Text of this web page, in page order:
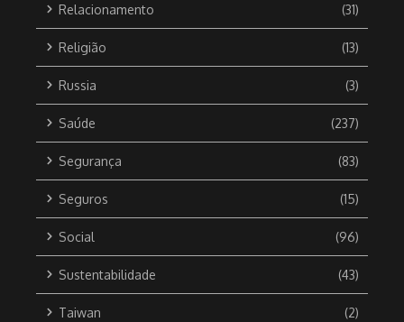
Relacionamento (31)
Religião (13)
Russia (3)
Saúde (237)
Segurança (83)
Seguros (15)
Social (96)
Sustentabilidade (43)
Taiwan (2)